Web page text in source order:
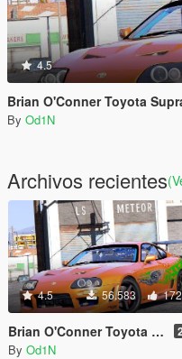
4.5
Brian O'Conner Toyota
By Od1N
Archivos recientes
4.5 56.583 172
Brian O'Conner Toyota Supra Fast & Furious
By Od1N